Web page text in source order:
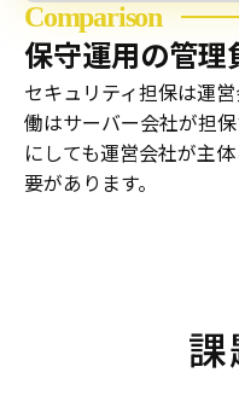
Comparison
保守運用の管理
セキュリティ担保は運
働はサーバー会社が担
にしても運営会社が主
要があります。